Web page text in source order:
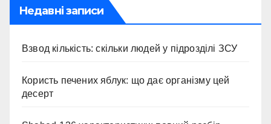
Недавні записи
Взвод кількість: скільки людей у підрозділі ЗСУ
Користь печених яблук: що дає організму цей
десерт